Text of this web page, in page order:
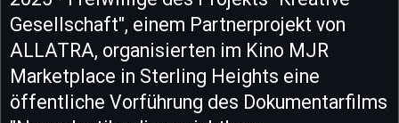
Gesellschaft", einem Partnerprojekt von
ALLATRA, organisierten im Kino MJR
Marketplace in Sterling Heights eine
öffentliche Vorführung des Dokumentarfilms